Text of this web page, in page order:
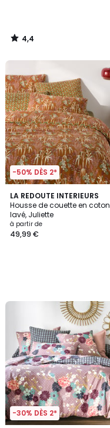
4,4
/
-50% DÈS 2*
LA REDOUTE INTERIEURS
Housse de couette en coton
lavé, Juliette
à partir de
49,99 €
-30% DÈS 2*